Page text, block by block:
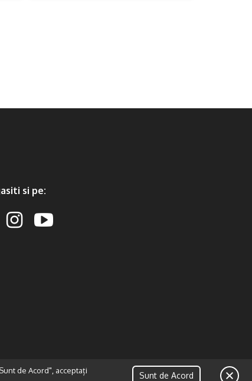
de Acord", acceptați
Sunt de Acord
si pe: